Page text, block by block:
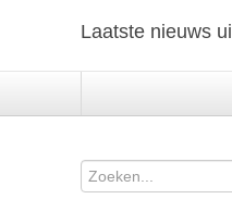
Laatste nieuws